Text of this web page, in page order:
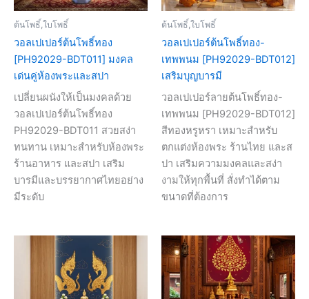
ต้นโพธิ์,ใบโพธิ์
วอลเปเปอร์ต้นโพธิ์ทอง
[PH92029-BDT011] มงคล
เด่นคู่ห้องพระและสปา
เปลี่ยนผนังให้เป็นมงคลด้วย
วอลเปเปอร์ต้นโพธิ์ทอง
PH92029-BDT011 สวยสง่า
ทนทาน เหมาะสำหรับห้องพระ
ร้านอาหาร และสปา เสริม
บารมีและบรรยากาศไทยอย่าง
มีระดับ
ต้นโพธิ์,ใบโพธิ์
วอลเปเปอร์ต้นโพธิ์ทอง-
เทพพนม [PH92029-BDT012]
เสริมบุญบารมี
วอลเปเปอร์ลายต้นโพธิ์ทอง-
เทพพนม [PH92029-BDT012]
สีทองหรูหรา เหมาะสำหรับ
ตกแต่งห้องพระ ร้านไทย และส
ปา เสริมความมงคลและสง่า
งามให้ทุกพื้นที่ สั่งทำได้ตาม
ขนาดที่ต้องการ